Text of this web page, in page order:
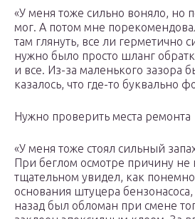
«У меня тоже сильно воняло, но
мог. А потом мне
там глянуть, все ли герметично
нужно было просто шланг
и все. Из-за маленького зазора
казалось, что где-то буквально
Нужно проверить места ремонта
«У меня тоже стоял сильный
При беглом осмотре причину
тщательном увидел, как
основания штуцера
назад был обломан при смене